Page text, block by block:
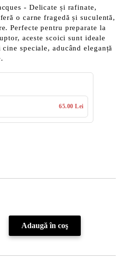
- Delicate și rafinate,
o carne fragedă și suculentă,
Perfecte pentru preparate la
aceste scoici sunt ideale
speciale, aducând eleganță
65.00 Lei